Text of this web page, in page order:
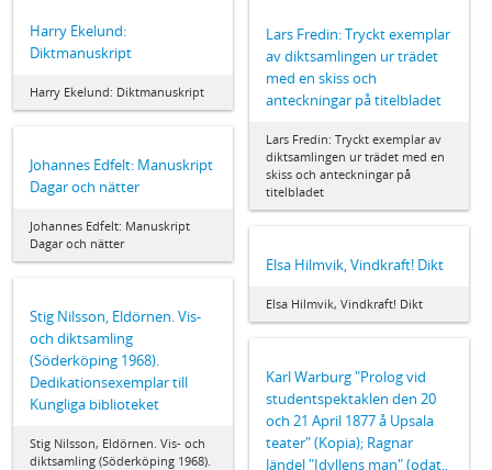
Harry Ekelund:
Diktmanuskript
Harry Ekelund: Diktmanuskript
Lars Fredin: Tryckt exemplar
av diktsamlingen ur trädet
med en skiss och
anteckningar på titelbladet
Lars Fredin: Tryckt exemplar av
diktsamlingen ur trädet med en
skiss och anteckningar på
titelbladet
Johannes Edfelt: Manuskript
Dagar och nätter
Johannes Edfelt: Manuskript
Dagar och nätter
Elsa Hilmvik, Vindkraft! Dikt
Elsa Hilmvik, Vindkraft! Dikt
Stig Nilsson, Eldörnen. Vis-
och diktsamling
(Söderköping 1968).
Dedikationsexemplar till
Kungliga biblioteket
Stig Nilsson, Eldörnen. Vis- och
diktsamling (Söderköping 1968).
Karl Warburg "Prolog vid
studentspektaklen den 20
och 21 April 1877 å Upsala
teater" (Kopia); Ragnar
Jändel "Idyllens man" (odat.,